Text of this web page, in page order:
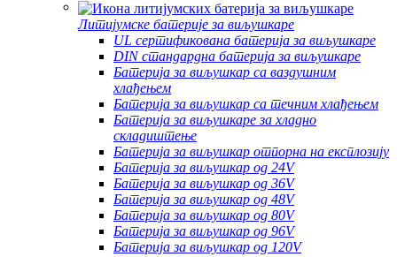
Литијумске батерије за виљушкаре
UL сертификована батерија за виљушкаре
DIN стандардна батерија за виљушкаре
Батерија за виљушкар са ваздушним
хлађењем
Батерија за виљушкар са течним хлађењем
Батерија за виљушкаре за хладно
складиштење
Батерија за виљушкар отпорна на експлозију
Батерија за виљушкар од 24V
Батерија за виљушкар од 36V
Батерија за виљушкар од 48V
Батерија за виљушкар од 80V
Батерија за виљушкар од 96V
Батерија за виљушкар од 120V